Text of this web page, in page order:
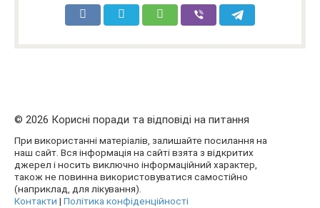
© 2026 Корисні поради та відповіді на питання
При використанні матеріалів, залишайте посилання на
наш сайт. Вся інформація на сайті взята з відкритих
джерел і носить виключно інформаційний характер,
також не повинна використовуватися самостійно
(наприклад, для лікування).
Контакти | Політика конфіденційності